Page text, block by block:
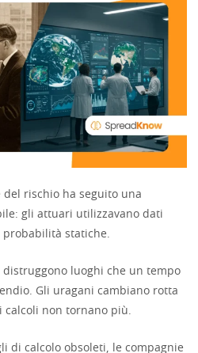
del rischio ha seguito una
gli attuari utilizzavano dati
probabilità statiche.
luoghi che un tempo
Gli uragani cambiano rotta
calcoli non tornano più.
di calcolo obsoleti, le compagnie